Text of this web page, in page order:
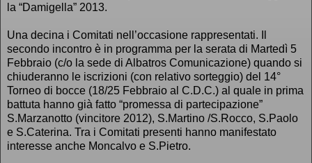
la “Damigella” 2013.
Una decina i Comitati nell’occasione rappresentati. Il
secondo incontro è in programma per la serata di Martedì 5
Febbraio (c/o la sede di Albatros Comunicazione) quando si
chiuderanno le iscrizioni (con relativo sorteggio) del 14°
Torneo di bocce (18/25 Febbraio al C.D.C.) al quale in prima
battuta hanno già fatto “promessa di partecipazione”
S.Marzanotto (vincitore 2012), S.Martino /S.Rocco, S.Paolo
e S.Caterina. Tra i Comitati presenti hanno manifestato
interesse anche Moncalvo e S.Pietro.